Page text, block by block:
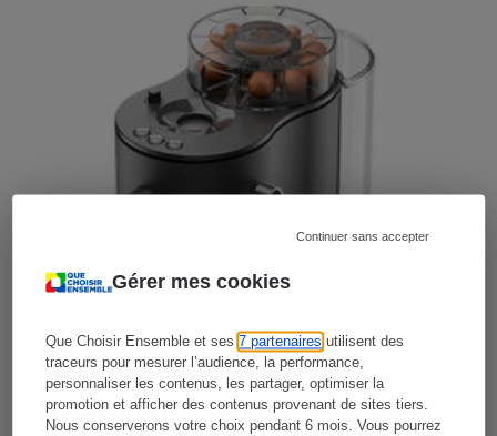
Gérer mes cookies
Que Choisir Ensemble et ses7 partenaires utilisent des
traceurs pour mesurer l’audience, la performance,
personnaliser les contenus, les partager, optimiser la
promotion et afficher des contenus provenant de sites tiers.
Nous conserverons votre choix pendant 6 mois. Vous pourrez
Continuer sans accepter